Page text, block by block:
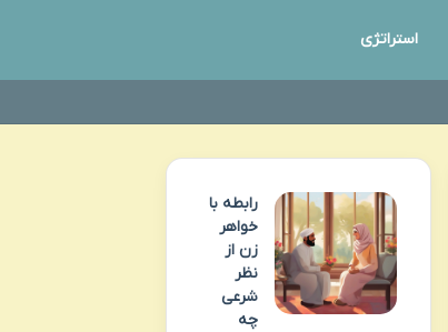
استراتژی
رابطه با
خواهر
زن از
نظر
شرعی
چه